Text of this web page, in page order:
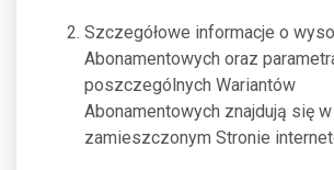
Szczegółowe informacje o
Abonamentowych oraz
poszczególnych Wariantów
Abonamentowych znajdują się w
zamieszczonym Stronie